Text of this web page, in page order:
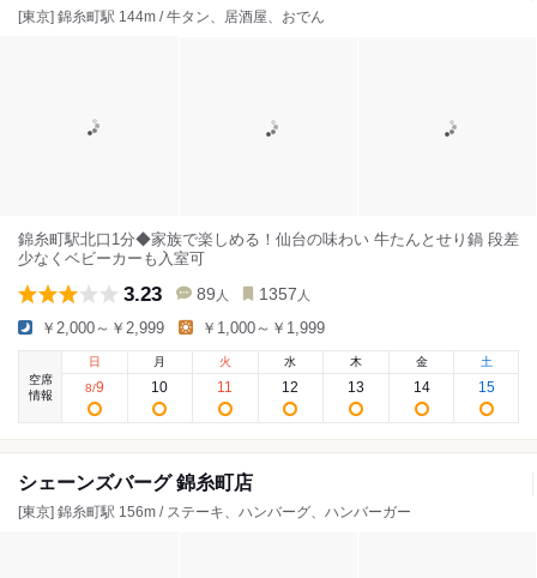
[東京] 錦糸町駅 144m / 牛タン、居酒屋、おでん
錦糸町駅北口1分◆家族で楽しめる！仙台の味わい 牛たんとせり鍋 段差
少なくベビーカーも入室可
3.23 89 人 1357 人
￥2,000～￥2,999 ￥1,000～￥1,999
空席
情報
日
8/9
月
10
火
11
水
12
木
13
金
14
土
15
シェーンズバーグ 錦糸町店
[東京] 錦糸町駅 156m / ステーキ、ハンバーグ、ハンバーガー